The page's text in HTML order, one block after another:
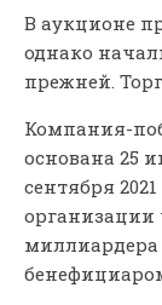
В аукционе
однако
прежней.
Компания-
основана 25
сентября
организации
миллиардера